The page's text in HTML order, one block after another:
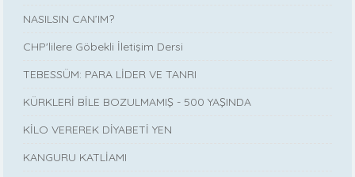
NASILSIN CAN’IM?
CHP'lilere Göbekli İletişim Dersi
TEBESSÜM: PARA LİDER VE TANRI
KÜRKLERİ BİLE BOZULMAMIŞ - 500 YAŞINDA
KİLO VEREREK DİYABETİ YEN
KANGURU KATLİAMI